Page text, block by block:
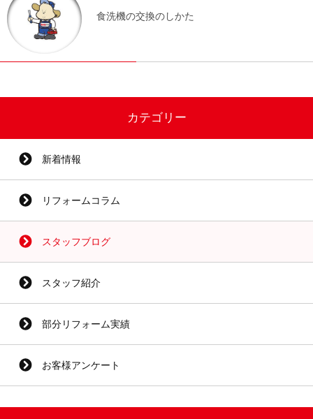
食洗機の交換のしかた
カテゴリー
新着情報
リフォームコラム
スタッフブログ
スタッフ紹介
部分リフォーム実績
お客様アンケート